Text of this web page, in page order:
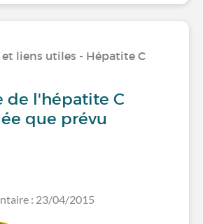
et liens utiles - Hépatite C
de l'hépatite C
que prévu
: 23/04/2015